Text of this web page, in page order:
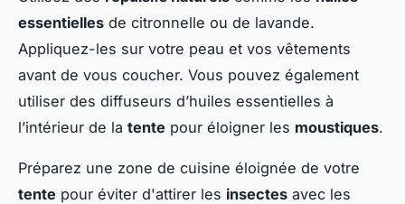
essentielles de citronnelle ou de lavande.
Appliquez-les sur votre peau et vos vêtements
avant de vous coucher. Vous pouvez également
utiliser des diffuseurs d’huiles essentielles à
l’intérieur de la tente pour éloigner les moustiques.
Préparez une zone de cuisine éloignée de votre
tente pour éviter d'attirer les insectes avec les